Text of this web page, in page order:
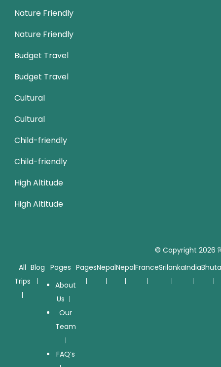
Nature Friendly
Nature Friendly
Budget Travel
Budget Travel
Cultural
Cultural
Child-friendly
Child-friendly
High Altitude
High Altitude
© Copyright 2026
All
Trips
Blog Pages
About
Us
Our
Team
FAQ’s
PagesNepalNepalFranceSrilankaIndia